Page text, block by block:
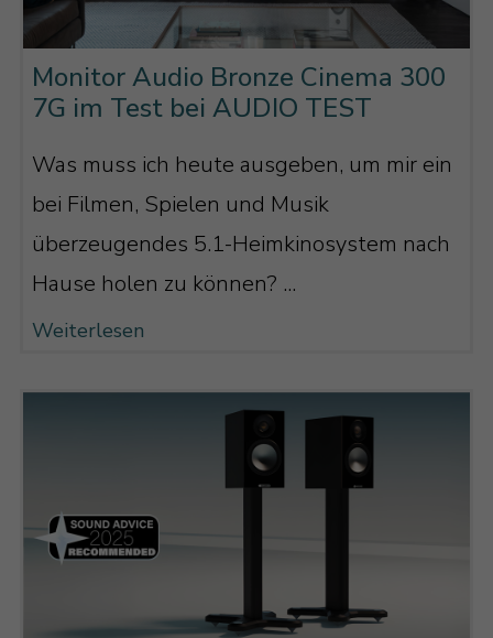
Just in time – Hoch- und Mittelton in
vollständiger Harmonie
Der dritte Vorteil des UD Waveguide II
ist, dass er das Zeitverhalten des
Hochtöners im Zusammenspiel mit dem
Mitteltöner optimiert. Sprich: Er sorgt
dafür, dass Sie der Schall vom
Mitteltöner und vom Hochtöner
möglichst zeitgleich erreicht.
bei Lautsprechern, damit sich ein
geschlossenes Klangbild ergibt und Sie
Ihre Musik „als Ganzes“ wahrnehmen.
Dieser Effekt ist besonders im
Stimmbereich relevant, da unser
Monitor Audio Bronze Cinema 300
7G im Test bei AUDIO TEST
Was muss ich heute ausgeben, um mir ein
bei Filmen, Spielen und Musik
überzeugendes 5.1-Heimkinosystem nach
Hause holen zu können? ...
Weiterlesen